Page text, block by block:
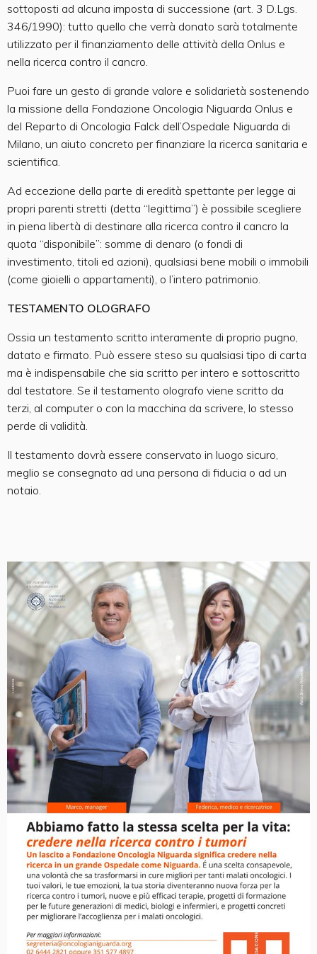
sottoposti ad alcuna imposta di successione (art. 3 D.Lgs.
346/1990): tutto quello che verrà donato sarà totalmente
utilizzato per il finanziamento delle attività della Onlus e
nella ricerca contro il cancro.
Puoi fare un gesto di grande valore e solidarietà sostenendo
la missione della Fondazione Oncologia Niguarda Onlus e
del Reparto di Oncologia Falck dell’Ospedale Niguarda di
Milano, un aiuto concreto per finanziare la ricerca sanitaria e
scientifica.
Ad eccezione della parte di eredità spettante per legge ai
propri parenti stretti (detta “legittima”) è possibile scegliere
in piena libertà di destinare alla ricerca contro il cancro la
quota “disponibile”: somme di denaro (o fondi di
investimento, titoli ed azioni), qualsiasi bene mobili o immobili
(come gioielli o appartamenti), o l’intero patrimonio.
TESTAMENTO OLOGRAFO
Ossia un testamento scritto interamente di proprio pugno,
datato e firmato. Può essere steso su qualsiasi tipo di carta
ma è indispensabile che sia scritto per intero e sottoscritto
dal testatore. Se il testamento olografo viene scritto da
terzi, al computer o con la macchina da scrivere, lo stesso
perde di validità.
Il testamento dovrà essere conservato in luogo sicuro,
meglio se consegnato ad una persona di fiducia o ad un
notaio.